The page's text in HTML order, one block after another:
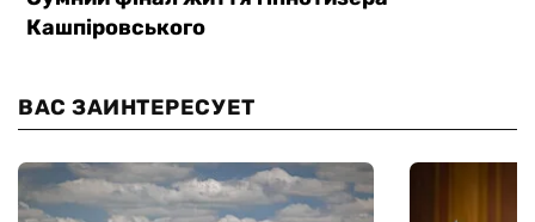
ВАС ЗАИНТЕРЕСУЕТ